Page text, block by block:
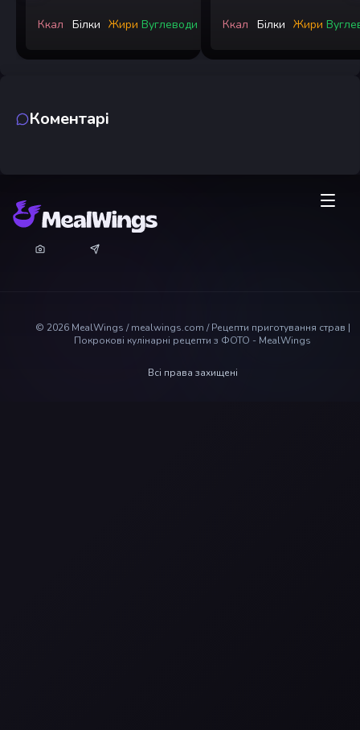
Ккал Білки Жири Вуглеводи Ккал Білки Жири
Коментарі
© 2026 MealWings / mealwings.com /Рецепти приготування страв |
Покрокові кулінарні рецепти з ФОТО - MealWings
Всі права захищені